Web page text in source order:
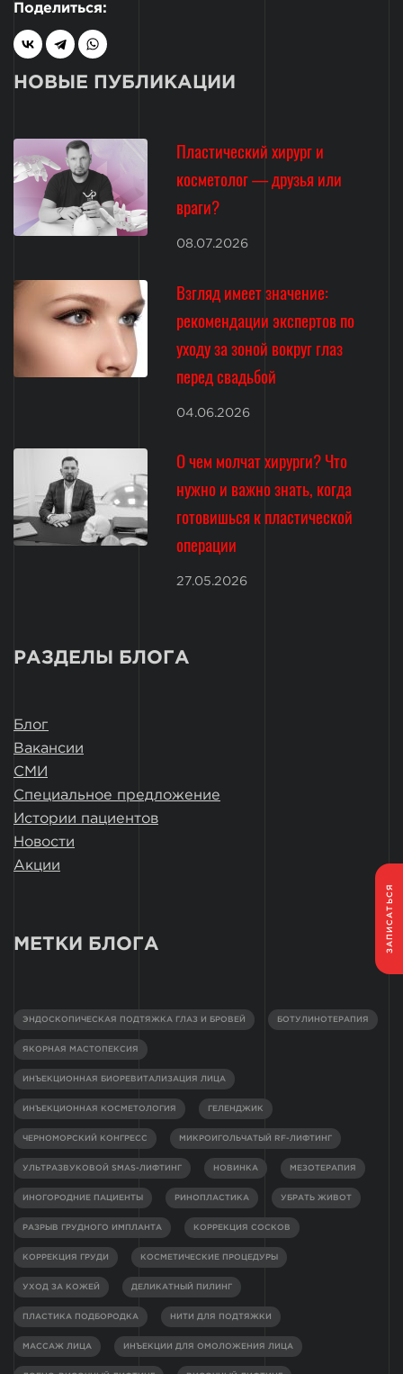
ЗАПИСАТЬСЯ
Поделиться:
НОВЫЕ ПУБЛИКАЦИИ
Пластический хирург и
косметолог — друзья или
враги?
08.07.2026
Взгляд имеет значение:
рекомендации экспертов по
уходу за зоной вокруг глаз
перед свадьбой
04.06.2026
О чем молчат хирурги? Что
нужно и важно знать, когда
готовишься к пластической
операции
27.05.2026
РАЗДЕЛЫ БЛОГА
Блог
Вакансии
СМИ
Специальное предложение
Истории пациентов
Новости
Акции
МЕТКИ БЛОГА
ЭНДОСКОПИЧЕСКАЯ ПОДТЯЖКА ГЛАЗ И БРОВЕЙ БОТУЛИНОТЕРАПИЯ
ЯКОРНАЯ МАСТОПЕКСИЯ
ИНЪЕКЦИОННАЯ БИОРЕВИТАЛИЗАЦИЯ ЛИЦА
ИНЪЕКЦИОННАЯ КОСМЕТОЛОГИЯ ГЕЛЕНДЖИК
ЧЕРНОМОРСКИЙ КОНГРЕСС МИКРОИГОЛЬЧАТЫЙ RF-ЛИФТИНГ
УЛЬТРАЗВУКОВОЙ SMAS-ЛИФТИНГ НОВИНКА МЕЗОТЕРАПИЯ
ИНОГОРОДНИЕ ПАЦИЕНТЫ РИНОПЛАСТИКА УБРАТЬ ЖИВОТ
РАЗРЫВ ГРУДНОГО ИМПЛАНТА КОРРЕКЦИЯ СОСКОВ
КОРРЕКЦИЯ ГРУДИ КОСМЕТИЧЕСКИЕ ПРОЦЕДУРЫ
УХОД ЗА КОЖЕЙ ДЕЛИКАТНЫЙ ПИЛИНГ
ПЛАСТИКА ПОДБОРОДКА НИТИ ДЛЯ ПОДТЯЖКИ
МАССАЖ ЛИЦА ИНЪЕКЦИИ ДЛЯ ОМОЛОЖЕНИЯ ЛИЦА